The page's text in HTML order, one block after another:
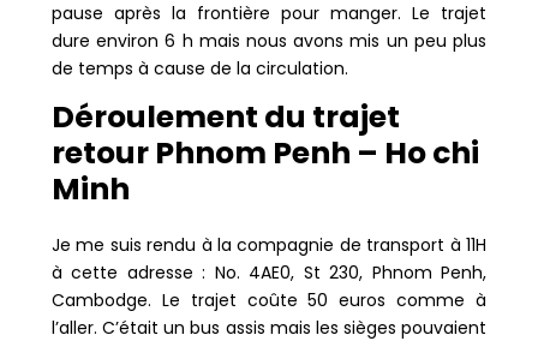
pause après la frontière pour manger. Le trajet
dure environ 6 h mais nous avons mis un peu plus
de temps à cause de la circulation.
Déroulement du trajet
retour Phnom Penh – Ho chi
Minh
Je me suis rendu à la compagnie de transport à 11H
à cette adresse : No. 4AE0, St 230, Phnom Penh,
Cambodge. Le trajet coûte 50 euros comme à
l’aller. C’était un bus assis mais les sièges pouvaient